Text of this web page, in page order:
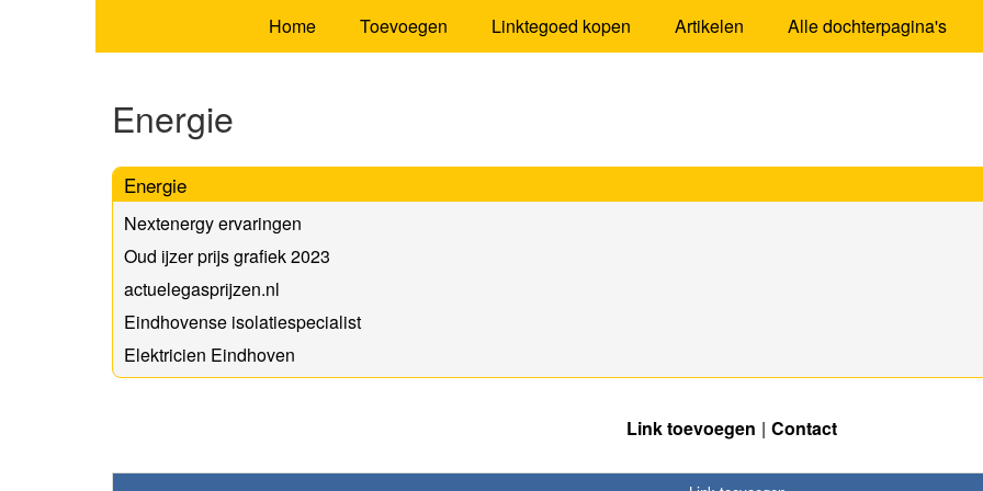
Home Toevoegen Linktegoed kopen Artikelen Alle dochterpagina's
Energie
Energie
Nextenergy ervaringen
Oud ijzer prijs grafiek 2023
actuelegasprijzen.nl
Eindhovense isolatiespecialist
Elektricien Eindhoven
Link toevoegen Contact